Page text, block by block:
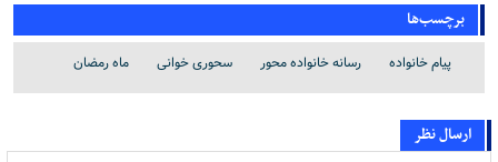
برچسب‌ها
پیام خانواده رسانه خانواده محور سحوری خوانی ماه رمضان
ارسال نظر